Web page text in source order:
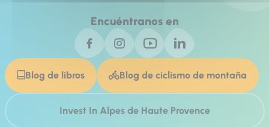
Encuéntranos en
Blog de libros Blog de ciclismo de montaña
Invest In Alpes de Haute Provence